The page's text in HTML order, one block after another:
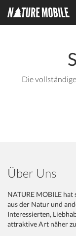
Die
Über Uns
NATURE MOBILE
aus der Natur und
Interessierten,
attraktive Art näher